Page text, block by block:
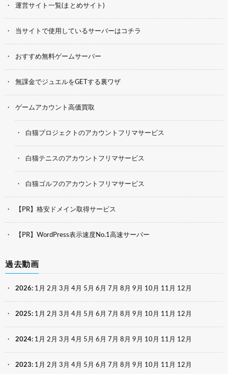
運営サイト一覧(まとめサイト)
当サイトで使用しているサーバーはコチラ
おすすめ無料ゲームサーバー
無課金でジュエルをGETする裏ワザ
ゲームアカウント高価買取
白猫プロジェクトのアカウントフリマサービス
白猫テニスのアカウントフリマサービス
白猫ゴルフのアカウントフリマサービス
【PR】格安ドメイン取得サービス
【PR】WordPress表示速度No.1高速サーバー
過去動画
2026: 1月 2月 3月 4月 5月 6月 7月 8月 9月 10月 11月 12月
2025: 1月 2月 3月 4月 5月 6月 7月 8月 9月 10月 11月 12月
2024: 1月 2月 3月 4月 5月 6月 7月 8月 9月 10月 11月 12月
2023: 1月 2月 3月 4月 5月 6月 7月 8月 9月 10月 11月 12月